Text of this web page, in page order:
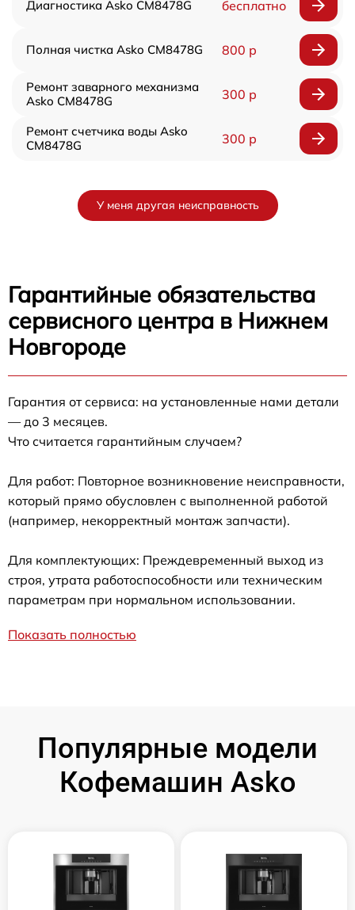
Диагностика Asko CM8478G бесплатно
Полная чистка Asko CM8478G 800 р
Ремонт заварного механизма
Asko CM8478G
300 р
Ремонт счетчика воды Asko
CM8478G
300 р
У меня другая неисправность
Гарантийные обязательства
сервисного центра в Нижнем
Новгороде
Гарантия от сервиса: на установленные нами детали
— до 3 месяцев.
Что считается гарантийным случаем?
Для работ: Повторное возникновение неисправности,
который прямо обусловлен с выполненной работой
(например, некорректный монтаж запчасти).
Для комплектующих: Преждевременный выход из
строя, утрата работоспособности или техническим
параметрам при нормальном использовании.
Показать полностью
Популярные модели
Кофемашин Asko